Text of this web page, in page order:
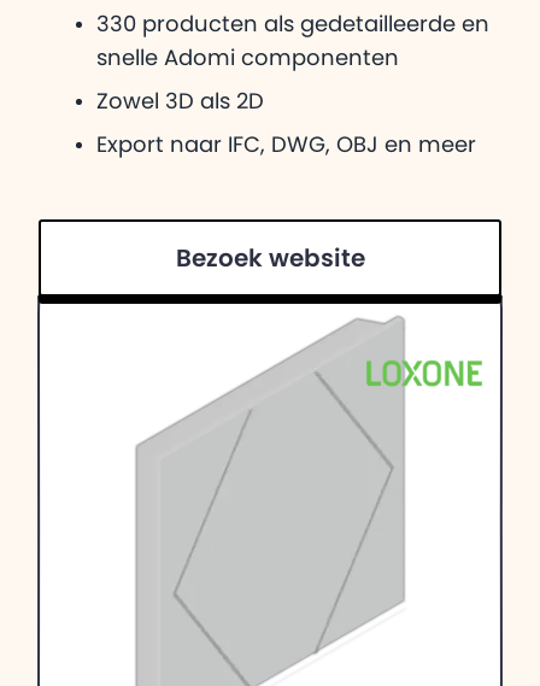
330 producten als gedetailleerde en
snelle Adomi componenten
Zowel 3D als 2D
Export naar IFC, DWG, OBJ en meer
Bezoek website